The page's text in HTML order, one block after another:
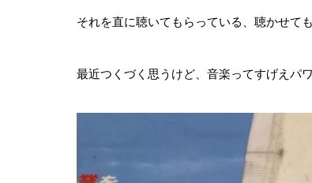
それを直に聴いてもらっている、聴かせて
最近つくづく思うけど、音楽ってすげえパ